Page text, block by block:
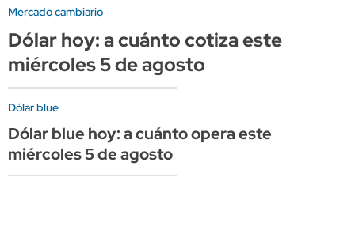
Mercado cambiario
Dólar hoy: a cuánto cotiza este
miércoles 5 de agosto
Dólar blue
Dólar blue hoy: a cuánto opera este
miércoles 5 de agosto